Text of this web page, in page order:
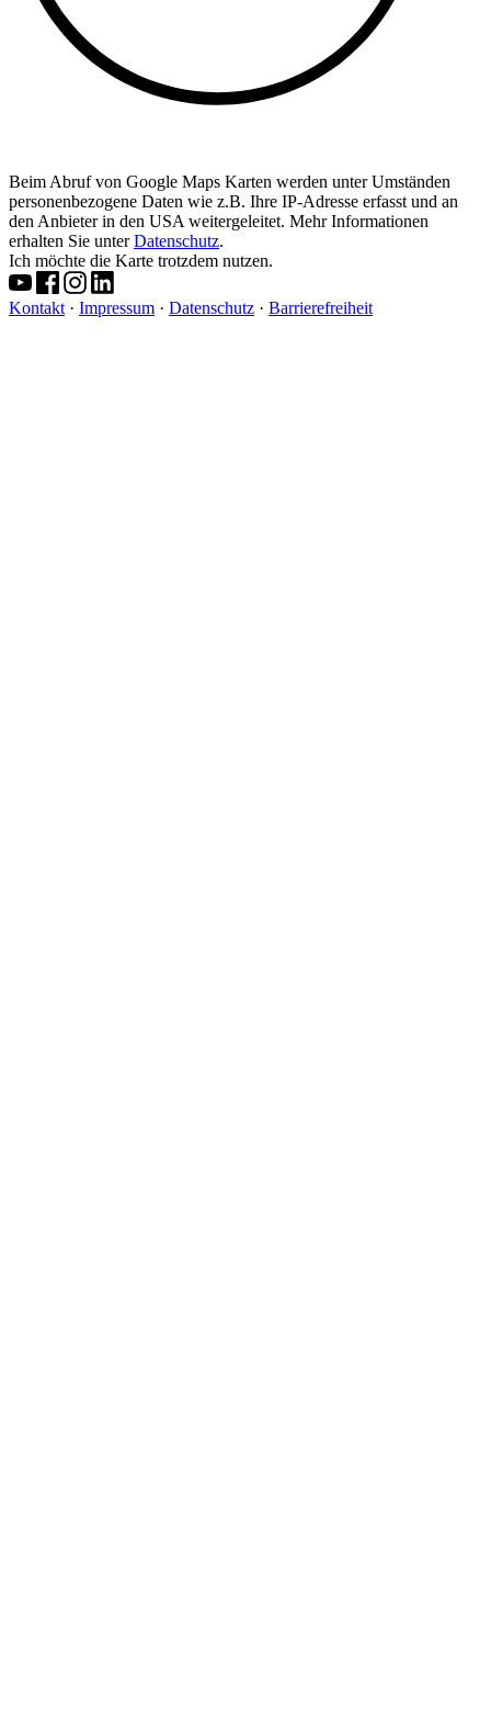
Beim Abruf von Google Maps Karten werden unter Umständen
personenbezogene Daten wie z.B. Ihre IP-Adresse erfasst und an
den Anbieter in den USA weitergeleitet. Mehr Informationen
erhalten Sie unterDatenschutz.
Ich möchte die Karte trotzdem nutzen.
Kontakt · Impressum · Datenschutz · Barrierefreiheit